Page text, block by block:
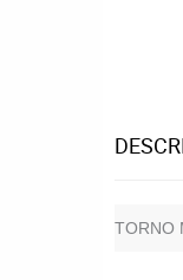
TORNO